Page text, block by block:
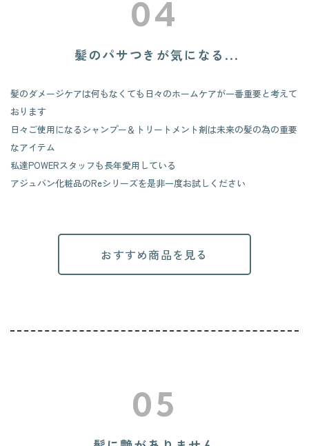
​​​​​​​04
髪のパサつきが気になる...
髪のダメージケアは何もなくても日々のホームケアが一番重要と考えて
おります
日々ご使用になるシャンプー＆トリートメント剤は未来の髪の為の重要
なアイテム
私達POWERスタッフも長年愛用している
アジュバン化粧品のReシリーズを是非一度お試しください
おすすめ商品を見る
​​​​​​​05